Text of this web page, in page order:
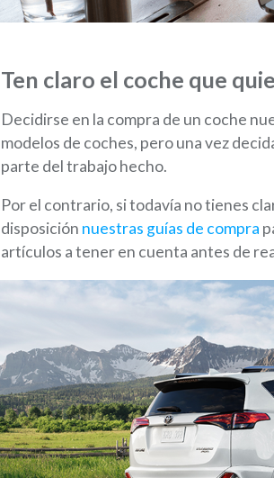
Ten claro el coche que
Decidirse en la compra de un coche
modelos de coches, pero una vez
parte del trabajo hecho.
Por el contrario, si todavía no tienes
disposición nuestras guías de compra
artículos a tener en cuenta antes de